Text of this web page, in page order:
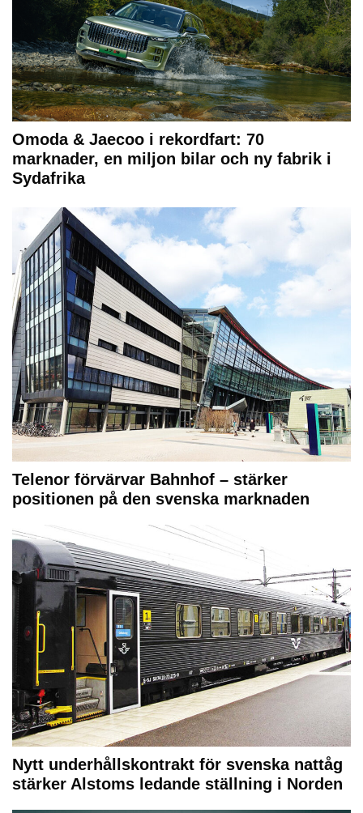
Omoda & Jaecoo i rekordfart: 70
marknader, en miljon bilar och ny fabrik i
Sydafrika
Telenor förvärvar Bahnhof – stärker
positionen på den svenska marknaden
Nytt underhållskontrakt för svenska nattåg
stärker Alstoms ledande ställning i Norden